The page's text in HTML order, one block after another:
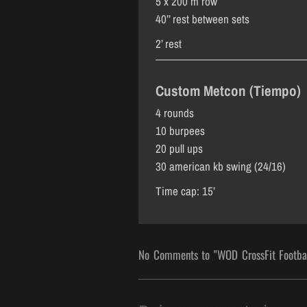
40’’ rest between sets
2’ rest
Custom Metcon (Tiempo)
4 rounds
10 burpees
20 pull ups
30 american kb swing (24/16)
Time cap: 15’
No Comments to "WOD CrossFit